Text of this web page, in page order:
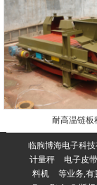
耐高温链板
临朐博海电子科
计量秤
电子皮
料机
等业务,有